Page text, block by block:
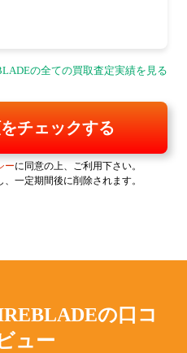
の全ての買取査定実績を見る
チェックする
ーに同意の上、ご利用下さい。
一定期間後に削除されます。
の 口コ
ュー